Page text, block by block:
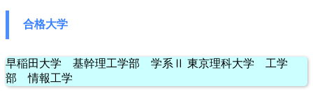
合格大学
早稲田大学 基幹理工学部 学系Ⅱ 東京理科大学 工学
部 情報工学